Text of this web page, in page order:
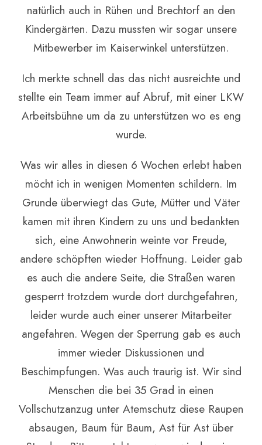
natürlich auch in Rühen und Brechtorf an den
Kindergärten. Dazu mussten wir sogar unsere
Mitbewerber im Kaiserwinkel unterstützen.
Ich merkte schnell das das nicht ausreichte und
stellte ein Team immer auf Abruf, mit einer LKW
Arbeitsbühne um da zu unterstützen wo es eng
wurde.
Was wir alles in diesen 6 Wochen erlebt haben
möcht ich in wenigen Momenten schildern. Im
Grunde überwiegt das Gute, Mütter und Väter
kamen mit ihren Kindern zu uns und bedankten
sich, eine Anwohnerin weinte vor Freude,
andere schöpften wieder Hoffnung. Leider gab
es auch die andere Seite, die Straßen waren
gesperrt trotzdem wurde dort durchgefahren,
leider wurde auch einer unserer Mitarbeiter
angefahren. Wegen der Sperrung gab es auch
immer wieder Diskussionen und
Beschimpfungen. Was auch traurig ist. Wir sind
Menschen die bei 35 Grad in einen
Vollschutzanzug unter Atemschutz diese Raupen
absaugen, Baum für Baum, Ast für Ast über